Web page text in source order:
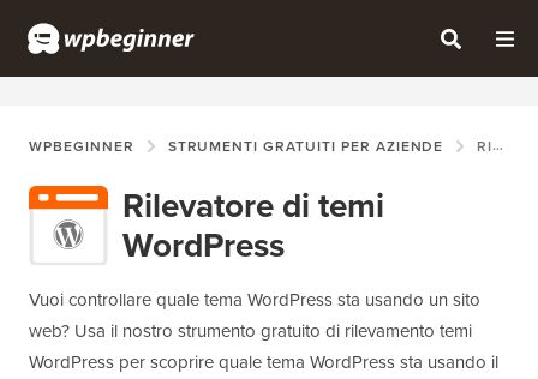
WPBEGINNER STRUMENTI GRATUITI PER AZIENDE RILEVATORE DI TEMI WORDPRESS
Rilevatore di temi
WordPress
Vuoi controllare quale tema WordPress sta usando un sito
web? Usa il nostro strumento gratuito di rilevamento temi
WordPress per scoprire quale tema WordPress sta usando il